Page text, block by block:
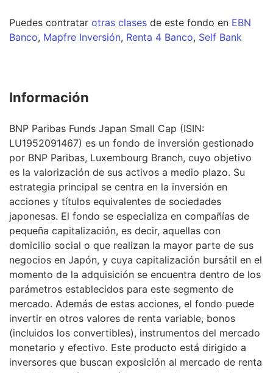
Puedes contratar otras clases de este fondo en EBN
Banco, Mapfre Inversión, Renta 4 Banco, Self Bank
Información
BNP Paribas Funds Japan Small Cap (ISIN:
LU1952091467) es un fondo de inversión gestionado
por BNP Paribas, Luxembourg Branch, cuyo objetivo
es la valorización de sus activos a medio plazo. Su
estrategia principal se centra en la inversión en
acciones y títulos equivalentes de sociedades
japonesas. El fondo se especializa en compañías de
pequeña capitalización, es decir, aquellas con
domicilio social o que realizan la mayor parte de sus
negocios en Japón, y cuya capitalización bursátil en el
momento de la adquisición se encuentra dentro de los
parámetros establecidos para este segmento de
mercado. Además de estas acciones, el fondo puede
invertir en otros valores de renta variable, bonos
(incluidos los convertibles), instrumentos del mercado
monetario y efectivo. Este producto está dirigido a
inversores que buscan exposición al mercado de renta